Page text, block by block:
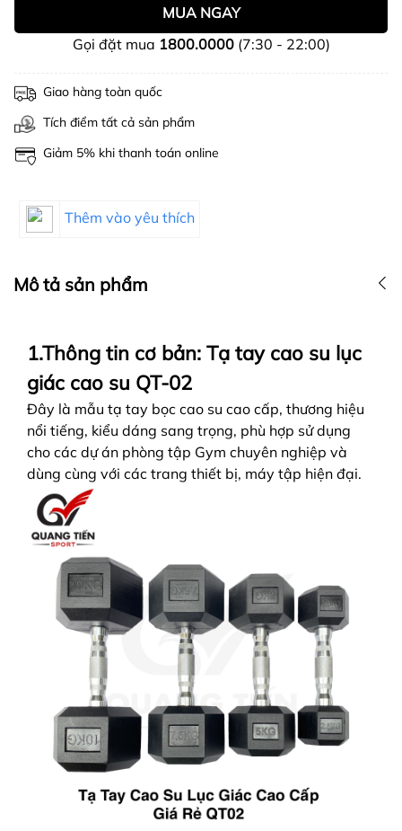
MUA NGAY
Gọi đặt mua 1800.0000(7:30 - 22:00)
Giao hàng toàn quốc
Tích điểm tất cả sản phẩm
Giảm 5% khi thanh toán online
Thêm vào yêu thích
Mô tả sản phẩm
1.Thông tin cơ bản: Tạ tay cao su lục
giác cao su QT-02
Đây là mẫu tạ tay bọc cao su cao cấp, thương hiệu
nổi tiếng, kiểu dáng sang trọng, phù hợp sử dụng
cho các dự án phòng tập Gym chuyên nghiệp và
dùng cùng với các trang thiết bị, máy tập hiện đại.